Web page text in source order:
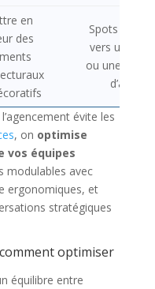
en
des
Spots dirigés
vers un logo
ou une
d’art
évite les
, on optimise
vos équipes
modulables avec
ergonomiques, et
stratégiques
optimiser
équilibre entre